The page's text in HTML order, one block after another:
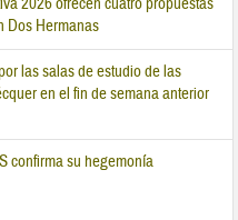
2026 ofrecen cuatro propuestas
Dos Hermanas
las salas de estudio de las
en el fin de semana anterior
confirma su hegemonía